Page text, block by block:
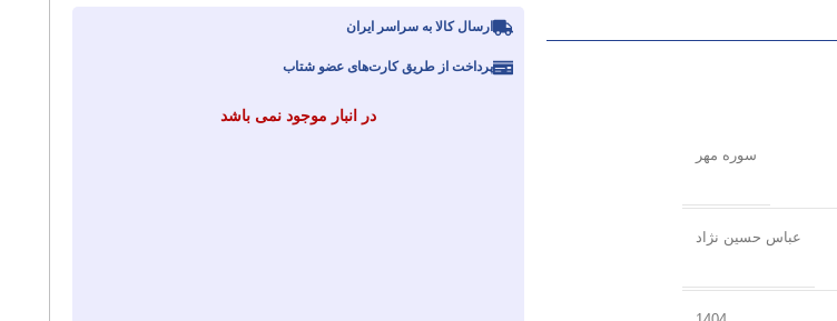
سوره مهر
عباس حسین نژاد
ارسال کالا به سراسر ایران
پرداخت از طریق کارت‌های عضو شتاب
در انبار موجود نمی باشد